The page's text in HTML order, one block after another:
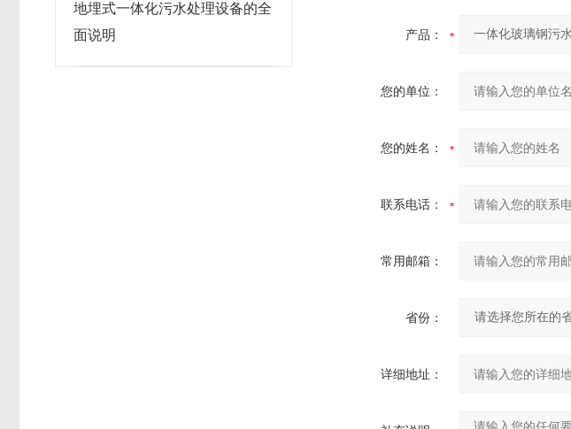
地埋式一体化污水处理设备的全
面说明
产品：
您的单位：
您的姓名：
联系电话：
常用邮箱：
省份：
详细地址：